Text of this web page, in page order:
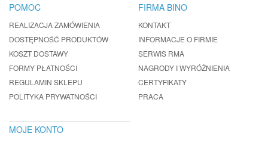
POMOC
REALIZACJA ZAMÓWIENIA
DOSTĘPNOŚĆ PRODUKTÓW
KOSZT DOSTAWY
FORMY PŁATNOŚCI
REGULAMIN SKLEPU
POLITYKA PRYWATNOŚCI
FIRMA BINO
KONTAKT
INFORMACJE O FIRMIE
SERWIS RMA
NAGRODY I WYRÓŻNIENIA
CERTYFIKATY
PRACA
MOJE KONTO